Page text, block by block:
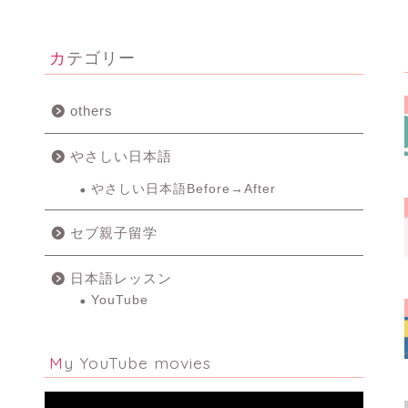
カテゴリー
others
やさしい日本語
やさしい日本語Before→After
セブ親子留学
日本語レッスン
YouTube
My YouTube movies